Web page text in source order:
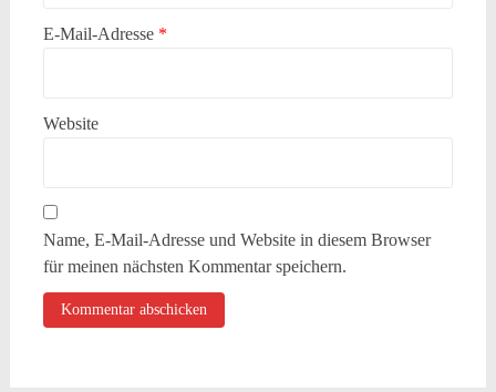
E-Mail-Adresse *
Website
Name, E-Mail-Adresse und Website in diesem Browser
für meinen nächsten Kommentar speichern.